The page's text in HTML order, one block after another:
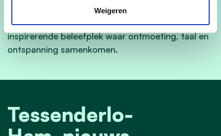
Weigeren
Met deze vernieuwing én toekomstgerichte visie
groeit het VrijeTijdsPunt verder uit tot een
inspirerende beleefplek waar ontmoeting, taal en
ontspanning samenkomen.
Tessenderlo-